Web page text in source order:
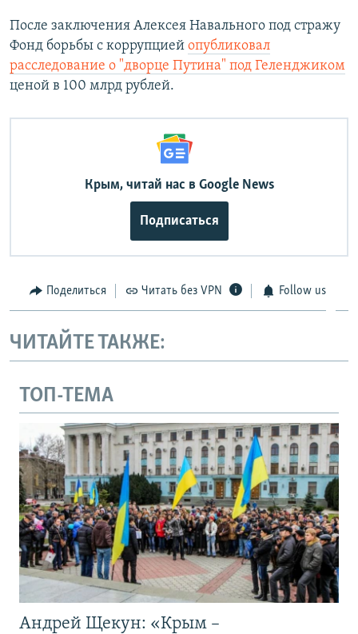
После заключения Алексея Навального под стражу
Фонд борьбы с коррупцией опубликовал
расследование о "дворце Путина" под Геленджиком
ценой в 100 млрд рублей.
Крым, читай нас в Google News
Подписаться
Поделиться Читать без VPN Follow us
ЧИТАЙТЕ ТАКЖЕ:
ТОП-ТЕМА
Андрей Щекун: «Крым –